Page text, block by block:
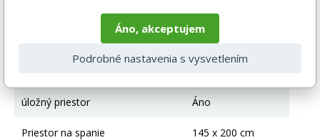
Technické parametre
úložný priestor Áno
Priestor na spanie 145 x 200 cm
Áno, akceptujem
Podrobné nastavenia s vysvetlením